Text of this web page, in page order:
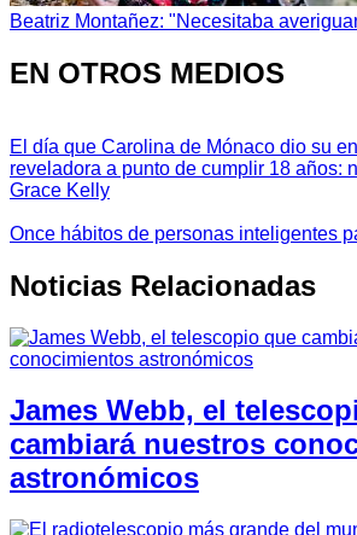
Beatriz Montañez: "Necesitaba
EN OTROS MEDIOS
El día que Carolina de Mónaco dio su
reveladora a punto de cumplir 18 años:
Grace Kelly
Once hábitos de personas inteligentes
Noticias Relacionadas
James Webb, el
cambiará nuestros
astronómicos